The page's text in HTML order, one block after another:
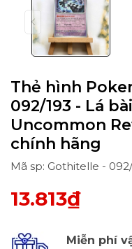
Thẻ hình
092/193 - Lá
Uncommon
chính hãng
Mã sp: Gothitelle -
13.813₫
Miễn phí